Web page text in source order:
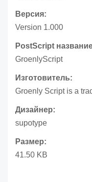
Версия:
Version 1.000
PostScript
GroenlyScript
Изготовитель:
Groenly Script is a
Дизайнер:
supotype
Размер:
41.50 KB